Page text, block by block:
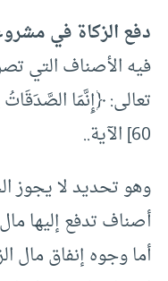
دفع الزكاة في
فيه الأصناف التي
تعالى: ﴿‌إِنَّمَا
60] الآية..
وهو تحديد لا يجوز
أصناف تدفع إليها
أما وجوه إنفاق مال